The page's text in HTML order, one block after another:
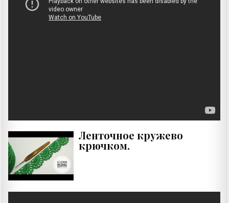
Ленточное кружево
крючком.